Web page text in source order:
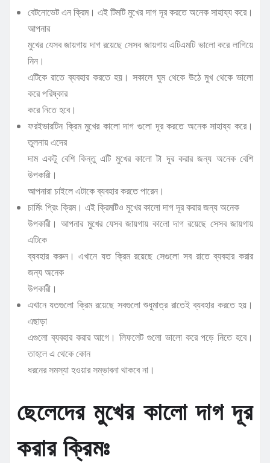
বেটনোভেট এন ক্রিম। এই টিমটি মুখের দাগ দূর করতে অনেক সাহায্য করে।
আপনার
মুখের যেসব জায়গায় দাগ রয়েছে সেসব জায়গায় এটিএমটি ভালো করে লাগিয়ে
নিন।
এটিকে রাতে ব্যবহার করতে হয়। সকালে ঘুম থেকে উঠে মুখ থেকে ভালো
করে পরিষ্কার
করে নিতে হবে।
ফরইভারটিন ক্রিম মুখের কালো দাগ গুলো দূর করতে অনেক সাহায্য করে।
তুলনায় এদের
দাম একটু বেশি কিন্তু এটি মুখের কালো টা দূর করার জন্য অনেক বেশি
উপকারী।
আপনারা চাইলে এটাকে ব্যবহার করতে পারেন।
চার্মিং প্রিং ক্রিম। এই ক্রিমটিও মুখের কালো দাগ দূর করার জন্য অনেক
উপকারী। আপনার মুখের যেসব জায়গায় কালো দাগ রয়েছে সেসব জায়গায়
এটিকে
ব্যবহার করুন। এখানে যত ক্রিম রয়েছে সেগুলো সব রাতে ব্যবহার করার
জন্য অনেক
উপকারী।
এখানে যতগুলো ক্রিম রয়েছে সবগুলো শুধুমাত্র রাতেই ব্যবহার করতে হয়।
এছাড়া
এগুলো ব্যবহার করার আগে। লিফলেট গুলো ভালো করে পড়ে নিতে হবে।
তাহলে এ থেকে কোন
ধরনের সমস্যা হওয়ার সম্ভাবনা থাকবে না।
ছেলেদের মুখের কালো দাগ দূর
করার ক্রিমঃ